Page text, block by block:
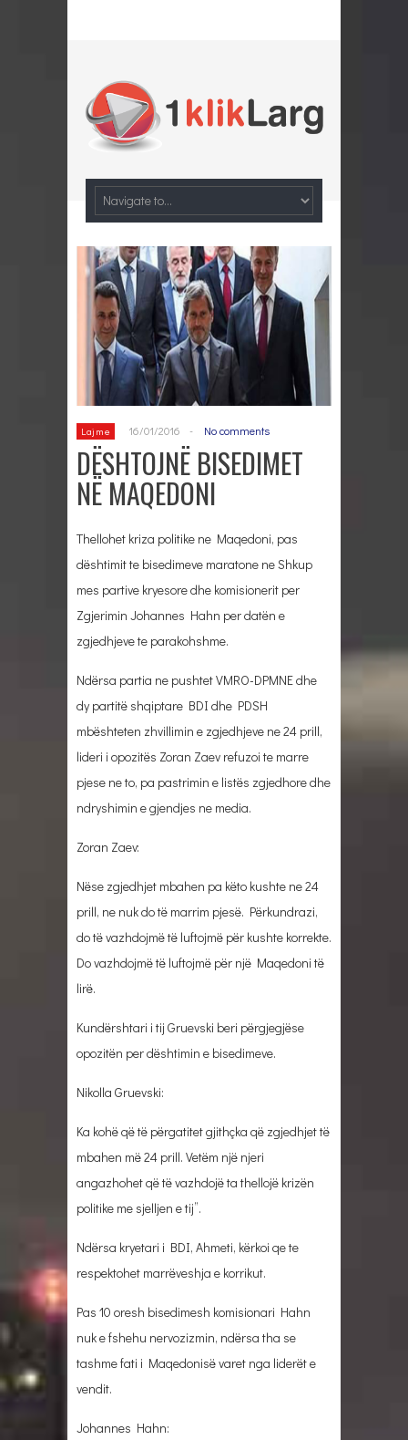
Lajme 16/01/2016 - No comments
DËSHTOJNË BISEDIMET
NË MAQEDONI
Thellohet kriza politike ne Maqedoni, pas
dështimit te bisedimeve maratone ne Shkup
mes partive kryesore dhe komisionerit per
Zgjerimin Johannes Hahn per datën e
zgjedhjeve te parakohshme.
Ndërsa partia ne pushtet VMRO-DPMNE dhe
dy partitë shqiptare BDI dhe PDSH
mbështeten zhvillimin e zgjedhjeve ne 24 prill,
lideri i opozitës Zoran Zaev refuzoi te marre
pjese ne to, pa pastrimin e listës zgjedhore dhe
ndryshimin e gjendjes ne media.
Zoran Zaev:
Nëse zgjedhjet mbahen pa këto kushte ne 24
prill, ne nuk do të marrim pjesë. Përkundrazi,
do të vazhdojmë të luftojmë për kushte korrekte.
Do vazhdojmë të luftojmë për një Maqedoni të
lirë.
Kundërshtari i tij Gruevski beri përgjegjëse
opozitën per dështimin e bisedimeve.
Nikolla Gruevski:
Ka kohë që të përgatitet gjithçka që zgjedhjet të
mbahen më 24 prill. Vetëm një njeri
angazhohet që të vazhdojë ta thellojë krizën
politike me sjelljen e tij”.
Ndërsa kryetari i BDI, Ahmeti, kërkoi qe te
respektohet marrëveshja e korrikut.
Pas 10 oresh bisedimesh komisionari Hahn
nuk e fshehu nervozizmin, ndërsa tha se
tashme fati i Maqedonisë varet nga liderët e
vendit.
Johannes Hahn: